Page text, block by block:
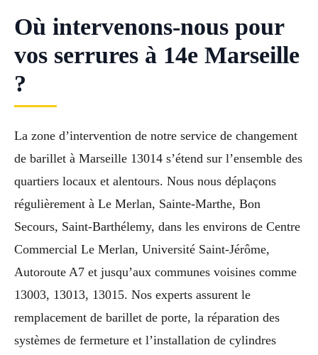
Où intervenons-nous pour
vos serrures à 14e Marseille
?
La zone d’intervention de notre service de changement
de barillet à Marseille 13014 s’étend sur l’ensemble des
quartiers locaux et alentours. Nous nous déplaçons
régulièrement à Le Merlan, Sainte-Marthe, Bon
Secours, Saint-Barthélemy, dans les environs de Centre
Commercial Le Merlan, Université Saint-Jérôme,
Autoroute A7 et jusqu’aux communes voisines comme
13003, 13013, 13015. Nos experts assurent le
remplacement de barillet de porte, la réparation des
systèmes de fermeture et l’installation de cylindres